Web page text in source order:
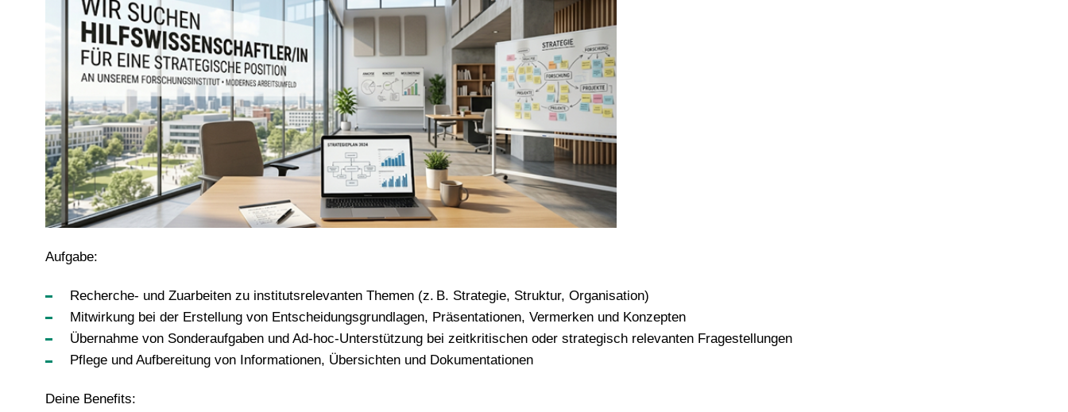
Aufgabe:
Recherche- und Zuarbeiten zu institutsrelevanten Themen (z. B. Strategie, Struktur, Organisation)
Mitwirkung bei der Erstellung von Entscheidungsgrundlagen, Präsentationen, Vermerken und Konzepten
Übernahme von Sonderaufgaben und Ad-hoc-Unterstützung bei zeitkritischen oder strategisch relevanten Fragestellungen
Pflege und Aufbereitung von Informationen, Übersichten und Dokumentationen
Deine Benefits: